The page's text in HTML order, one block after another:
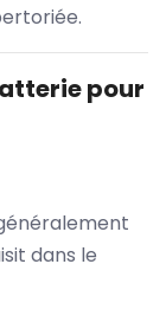
pour
dans le